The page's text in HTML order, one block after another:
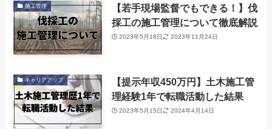
施工管理
【若手現場監督でもできる！】伐
採工の施工管理について徹底解説
2023年5月18日 2023年11月24日
キャリアアップ
【提示年収450万円】土木施工管
理経験1年で転職活動した結果
2023年5月15日 2024年4月14日